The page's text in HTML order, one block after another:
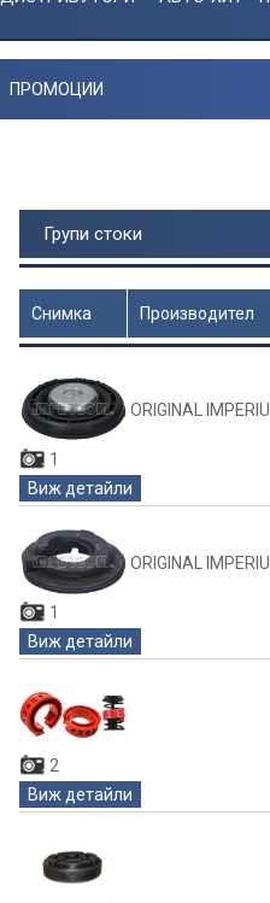
ПРОМОЦИИ
Групи стоки
Снимка Производител
1
ORIGINAL
Виж детайли
1
ORIGINAL
Виж детайли
2
Виж детайли